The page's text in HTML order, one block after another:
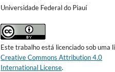
Universidade Federal do Piauí
Este trabalho está licenciado sob uma
Creative Commons Attribution 4.0
International License.